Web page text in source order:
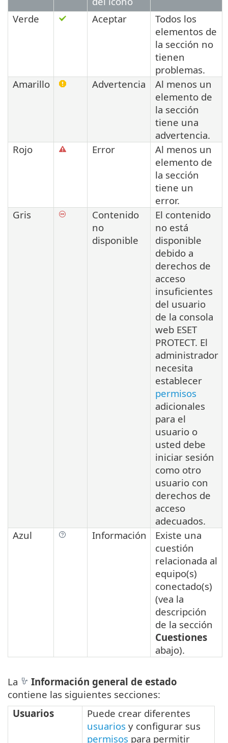
Verde Aceptar
Todos los
elementos de
la sección no
tienen
problemas.
Amarillo
Advertencia
Al menos un
elemento de
la sección
tiene una
advertencia.
Rojo
Error
Al menos un
elemento de
la sección
tiene un
error.
Gris
Contenido
no
disponible
El contenido
no está
disponible
debido a
derechos de
acceso
insuficientes
del usuario
de la consola
web ESET
PROTECT. El
administrador
necesita
establecer
permisos
adicionales
para el
usuario o
usted debe
iniciar sesión
como otro
usuario con
derechos de
acceso
adecuados.
Azul
Información
Existe una
cuestión
relacionada al
equipo(s)
conectado(s)
(vea la
descripción
de la sección
Cuestiones
abajo).
La
Información general de estado
contiene las siguientes secciones:
Usuarios
Puede crear diferentes
usuarios y configurar sus
permisos para permitir